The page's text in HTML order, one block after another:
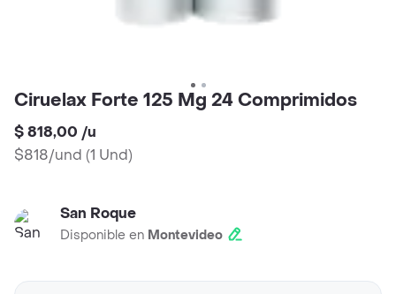
Ciruelax Forte 125 Mg 24 Comprimidos
$ 818,00 /u
$818/und (1 Und)
San Roque
Disponible en Montevideo